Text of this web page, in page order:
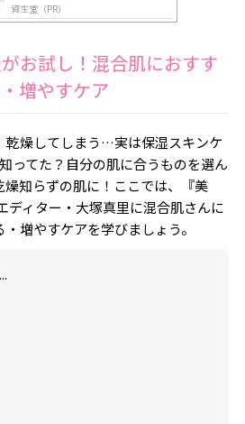
資生堂（PR）
がお試し！混合肌におすす
増やすケア
乾燥してしまう…実は保湿スキンケ
ってた？自分の肌に合うものを選ん
知らずの肌に！ここでは、『美
ディター・大塚真里に混合肌さんに
増やすケアを学びましょう。